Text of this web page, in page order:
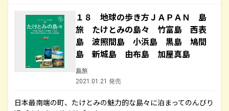
１８ 地球の歩き方ＪＡＰＡＮ 島
旅 たけとみの島々 竹富島 西表
島 波照間島 小浜島 黒島 鳩間
島 新城島 由布島 加屋真島
島旅
2021.01.21 発売
日本最南端の町、たけとみの魅力的な島々に泊まってのんびり